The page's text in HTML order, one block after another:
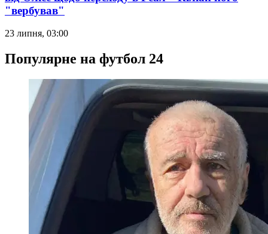
"вербував"
23 липня, 03:00
Популярне на футбол 24